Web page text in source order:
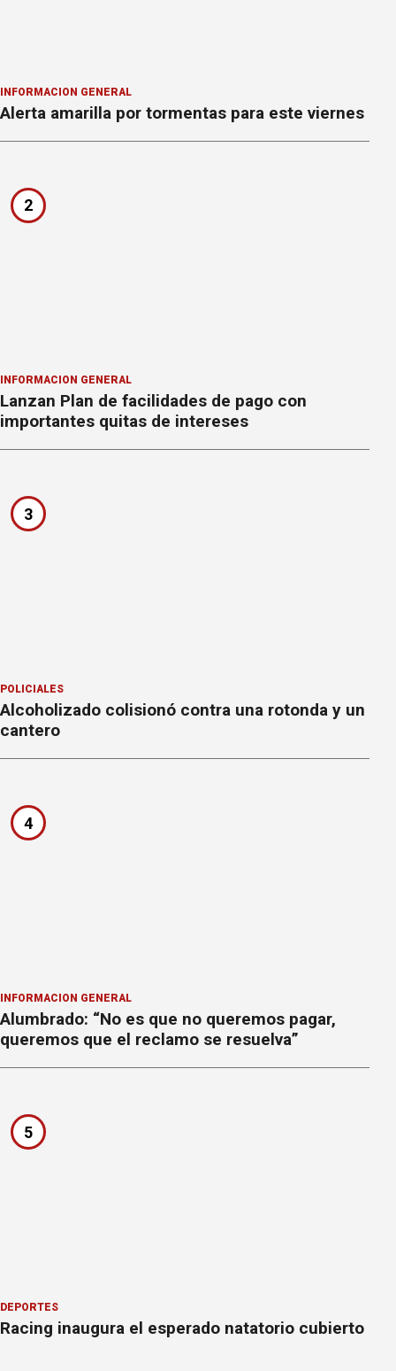
INFORMACION GENERAL
Alerta amarilla por tormentas para este viernes
2
INFORMACION GENERAL
Lanzan Plan de facilidades de pago con
importantes quitas de intereses
3
POLICIALES
Alcoholizado colisionó contra una rotonda y un
cantero
4
INFORMACION GENERAL
Alumbrado: “No es que no queremos pagar,
queremos que el reclamo se resuelva”
5
DEPORTES
Racing inaugura el esperado natatorio cubierto